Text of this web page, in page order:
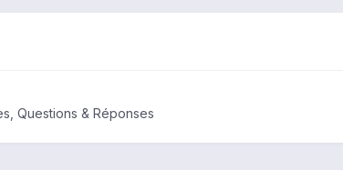
Questions & Réponses